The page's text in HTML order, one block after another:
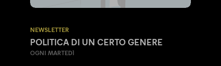
NEWSLETTER
POLITICA DI UN CERTO GENERE
OGNI MARTEDÌ